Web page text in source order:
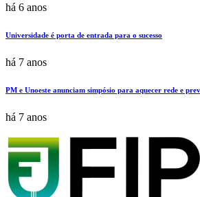
há 6 anos
Universidade é porta de entrada para o sucesso
há 7 anos
PM e Unoeste anunciam simpósio para aquecer rede e
há 7 anos